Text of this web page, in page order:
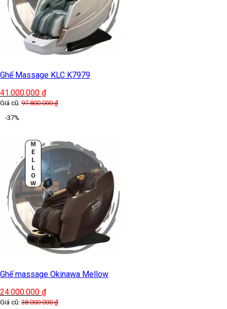
Ghế Massage KLC K7979
41.000.000 ₫
Giá cũ: 97.800.000₫
-37%
Ghế massage Okinawa Mellow
24.000.000 ₫
Giá cũ: 38.000.000₫